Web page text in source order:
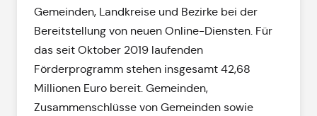
Gemeinden, Landkreise und Bezirke bei der
Bereitstellung von neuen Online-Diensten. Für
das seit Oktober 2019 laufenden
Förderprogramm stehen insgesamt 42,68
Millionen Euro bereit. Gemeinden,
Zusammenschlüsse von Gemeinden sowie